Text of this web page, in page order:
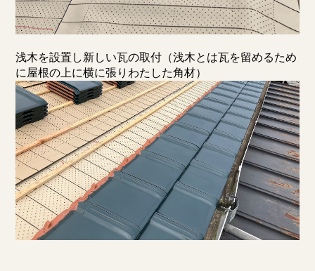
浅木を設置し新しい瓦の取付（浅木とは瓦を留めるため
に屋根の上に横に張りわたした角材）